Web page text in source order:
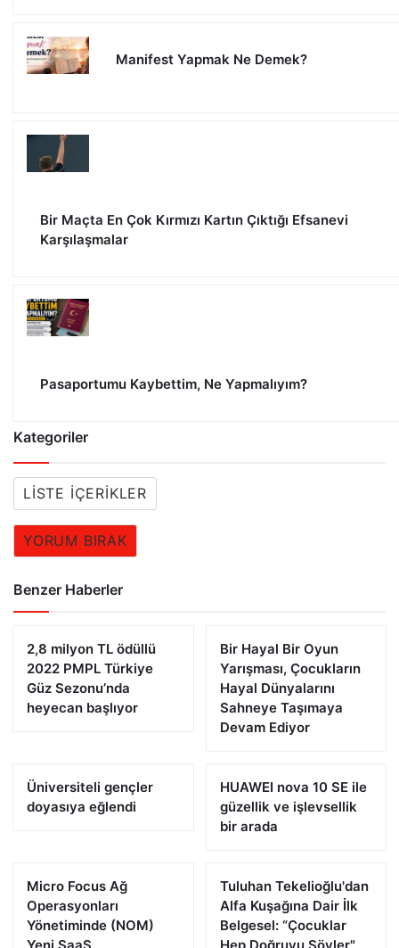
Manifest Yapmak Ne Demek?
Bir Maçta En Çok Kırmızı Kartın Çıktığı Efsanevi
Karşılaşmalar
Pasaportumu Kaybettim, Ne Yapmalıyım?
Kategoriler
LISTE İÇERIKLER
YORUM BIRAK
Benzer Haberler
2,8 milyon TL ödüllü
2022 PMPL Türkiye
Güz Sezonu’nda
heyecan başlıyor
Bir Hayal Bir Oyun
Yarışması, Çocukların
Hayal Dünyalarını
Sahneye Taşımaya
Devam Ediyor
Üniversiteli gençler
doyasıya eğlendi
HUAWEI nova 10 SE ile
güzellik ve işlevsellik
bir arada
Micro Focus Ağ
Operasyonları
Yönetiminde (NOM)
Tuluhan Tekelioğlu'dan
Alfa Kuşağına Dair İlk
Belgesel: “Çocuklar